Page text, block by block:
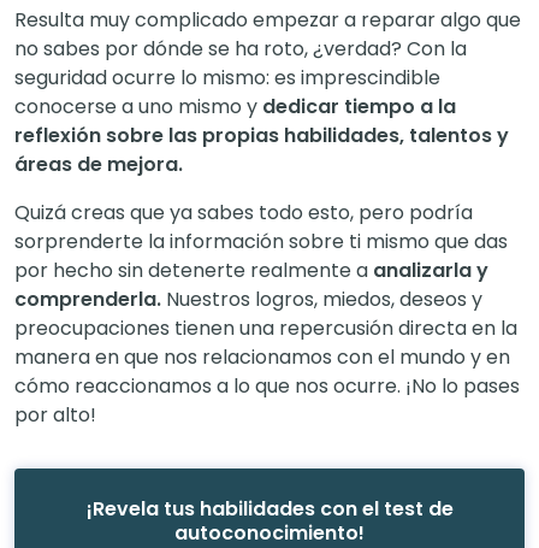
Resulta muy complicado empezar a reparar algo que
no sabes por dónde se ha roto, ¿verdad? Con la
seguridad ocurre lo mismo: es imprescindible
conocerse a uno mismo y dedicar tiempo a la
reflexión sobre las propias habilidades, talentos y
áreas de mejora.
Quizá creas que ya sabes todo esto, pero podría
sorprenderte la información sobre ti mismo que das
por hecho sin detenerte realmente a analizarlay
comprenderla. Nuestros logros, miedos, deseos y
preocupaciones tienen una repercusión directa en la
manera en que nos relacionamos con el mundo y en
cómo reaccionamos a lo que nos ocurre. ¡No lo pases
por alto!
¡Revela tus habilidades con el test de
autoconocimiento!